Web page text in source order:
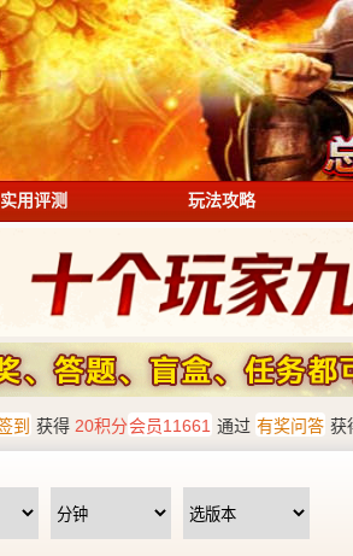
实用评测 玩法攻略